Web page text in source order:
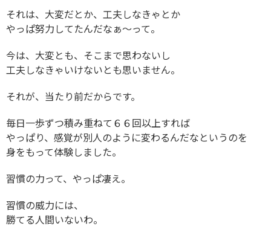
それは、大変だとか、工夫しなきゃとか
やっぱ努力してたんだなぁ〜って。
今は、大変とも、そこまで思わないし
工夫しなきゃいけないとも思いません。
それが、当たり前だからです。
毎日一歩ずつ積み重ねて６６回以上すれば
やっぱり、感覚が別人のように変わるんだなというのを
身をもって体験しました。
習慣の力って、やっぱ凄え。
習慣の威力には、
勝てる人間いないわ。